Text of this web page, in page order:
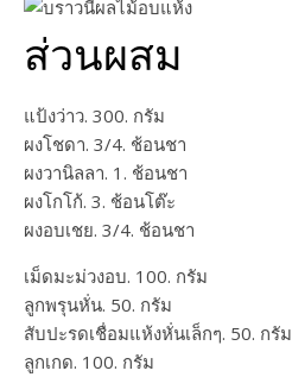
ส่วนผสม
แป้งว่าว. 300. กรัม
ผงโชดา. 3/4. ช้อนชา
ผงวานิลลา. 1. ช้อนชา
ผงโกโก้. 3. ช้อนโต๊ะ
ผงอบเชย. 3/4. ช้อนชา
เม็ดมะม่วงอบ. 100. กรัม
ลูกพรุนหั่น. 50. กรัม
สับปะรดเชื่อมแห้งหั่นเล็กๆ. 50. กรัม
ลูกเกด. 100. กรัม